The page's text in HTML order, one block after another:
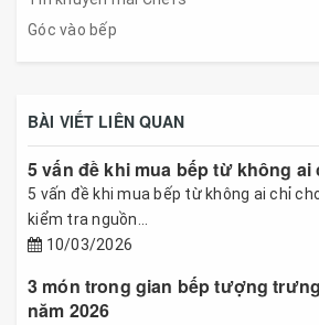
Góc vào bếp
BÀI VIẾT LIÊN QUAN
5 vấn đề khi mua bếp từ không ai
5 vấn đề khi mua bếp từ không ai chỉ
kiểm tra nguồn...
10/03/2026
3 món trong gian bếp tượng
năm 2026